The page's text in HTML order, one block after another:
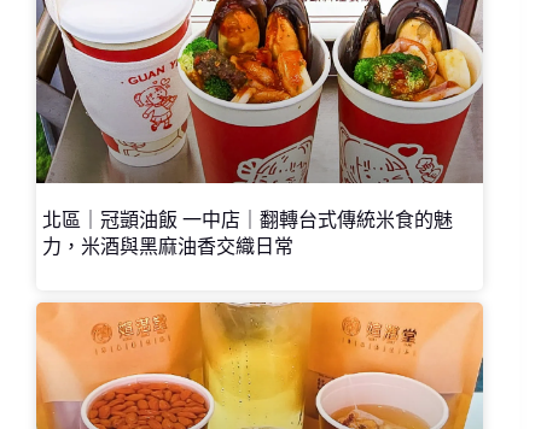
北區｜冠顗油飯 一中店｜翻轉台式傳統米食的魅
力，米酒與黑麻油香交織日常